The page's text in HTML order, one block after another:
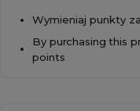
Wymieniaj punkty
By purchasing this
points